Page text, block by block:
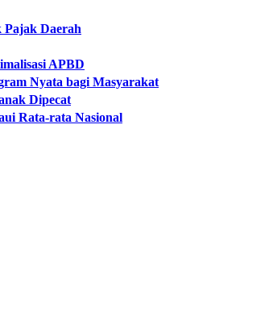
Pajak Daerah
APBD
Nyata bagi Masyarakat
Dipecat
Rata-rata Nasional